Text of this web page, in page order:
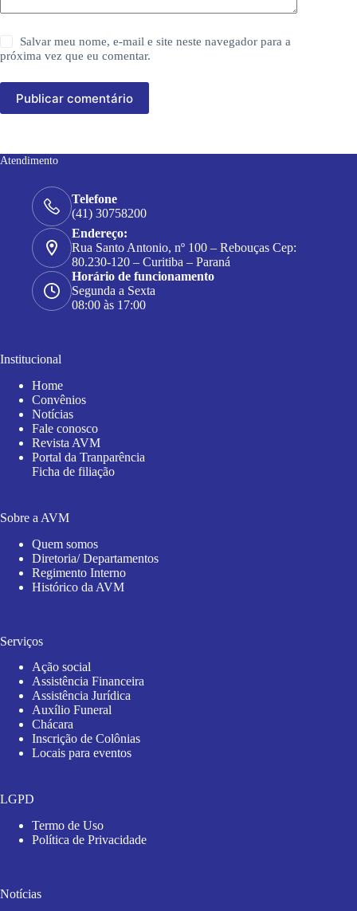
Salvar meu nome, e-mail e site neste navegador para a
próxima vez que eu comentar.
Publicar comentário
Atendimento
Telefone
(41) 30758200
Endereço:
Rua Santo Antonio, nº 100 – Rebouças Cep:
80.230-120 – Curitiba – Paraná
Horário de funcionamento
Segunda a Sexta
08:00 às 17:00
Institucional
Home
Convênios
Notícias
Fale conosco
Revista AVM
Portal da Tranparência
Ficha de filiação
Sobre a AVM
Quem somos
Diretoria/ Departamentos
Regimento Interno
Histórico da AVM
Serviços
Ação social
Assistência Financeira
Assistência Jurídica
Auxílio Funeral
Chácara
Inscrição de Colônias
Locais para eventos
LGPD
Termo de Uso
Política de Privacidade
Notícias